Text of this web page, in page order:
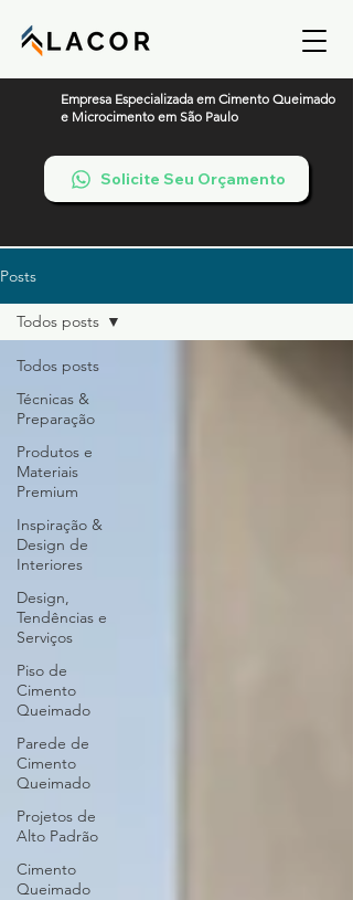
Empresa Especializada em Cimento Queimado
e Microcimento em São Paulo
Solicite Seu Orçamento
Posts
Todos posts
Técnicas &
Preparação
Produtos e
Materiais
Premium
Inspiração &
Design de
Interiores
Design,
Tendências e
Serviços
Piso de
Cimento
Queimado
Parede de
Cimento
Queimado
Projetos de
Alto Padrão
Cimento
Queimado
Todos posts